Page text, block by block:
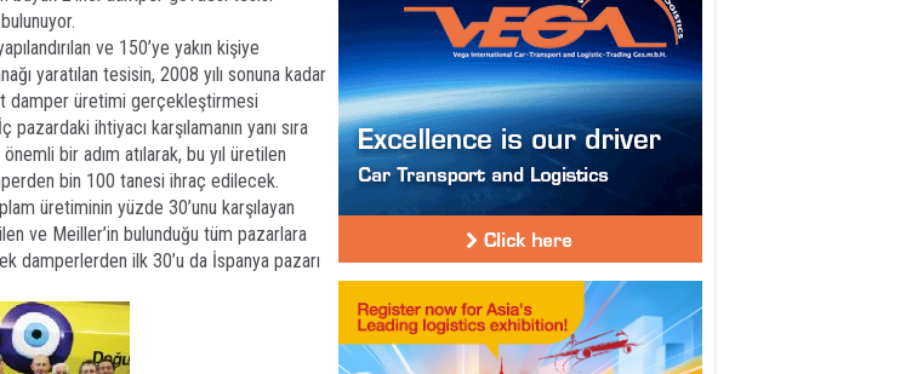
ve 150’ye yakın kişiye
yaratılan tesisin, 2008 yılı sonuna kadar
damper üretimi gerçekleştirmesi
pazardaki ihtiyacı karşılamanın yanı sıra
bir adım atılarak, bu yıl üretilen
bin 100 tanesi ihraç edilecek.
üretiminin yüzde 30’unu karşılayan
ve Meiller’in bulunduğu tüm pazarlara
damperlerden ilk 30’u da İspanya pazarı